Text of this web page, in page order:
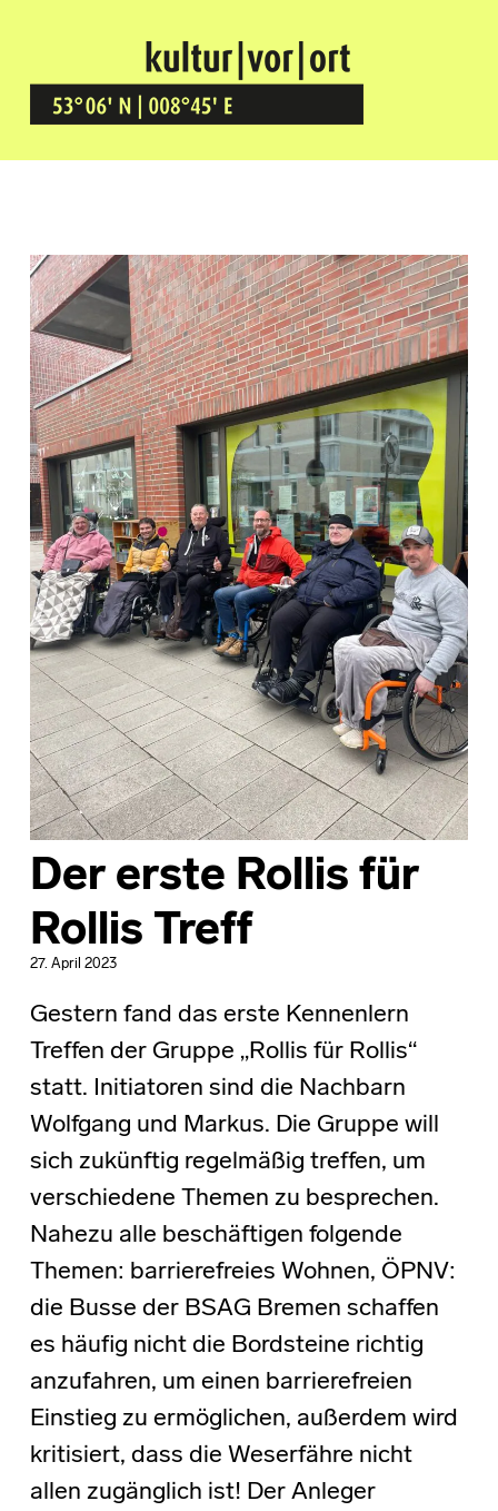
Kultur Vor Ort
BREMEN GRÖPELINGEN
Der erste Rollis für
Rollis Treff
27. April 2023
Gestern fand das erste Kennenlern
Treffen der Gruppe „Rollis für Rollis“
statt. Initiatoren sind die Nachbarn
Wolfgang und Markus. Die Gruppe will
sich zukünftig regelmäßig treffen, um
verschiedene Themen zu besprechen.
Nahezu alle beschäftigen folgende
Themen: barrierefreies Wohnen, ÖPNV:
die Busse der BSAG Bremen schaffen
es häufig nicht die Bordsteine richtig
anzufahren, um einen barrierefreien
Einstieg zu ermöglichen, außerdem wird
kritisiert, dass die Weserfähre nicht
allen zugänglich ist! Der Anleger